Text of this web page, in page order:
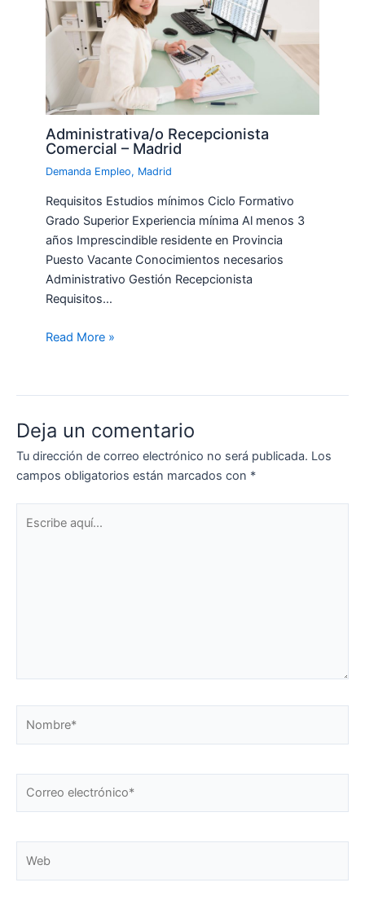
Administrativa/o Recepcionista
Comercial – Madrid
Demanda Empleo, Madrid
Requisitos Estudios mínimos Ciclo Formativo
Grado Superior Experiencia mínima Al menos 3
años Imprescindible residente en Provincia
Puesto Vacante Conocimientos necesarios
Administrativo Gestión Recepcionista
Requisitos…
Read More »
Deja un comentario
Tu dirección de correo electrónico no será publicada. Los
campos obligatorios están marcados con *